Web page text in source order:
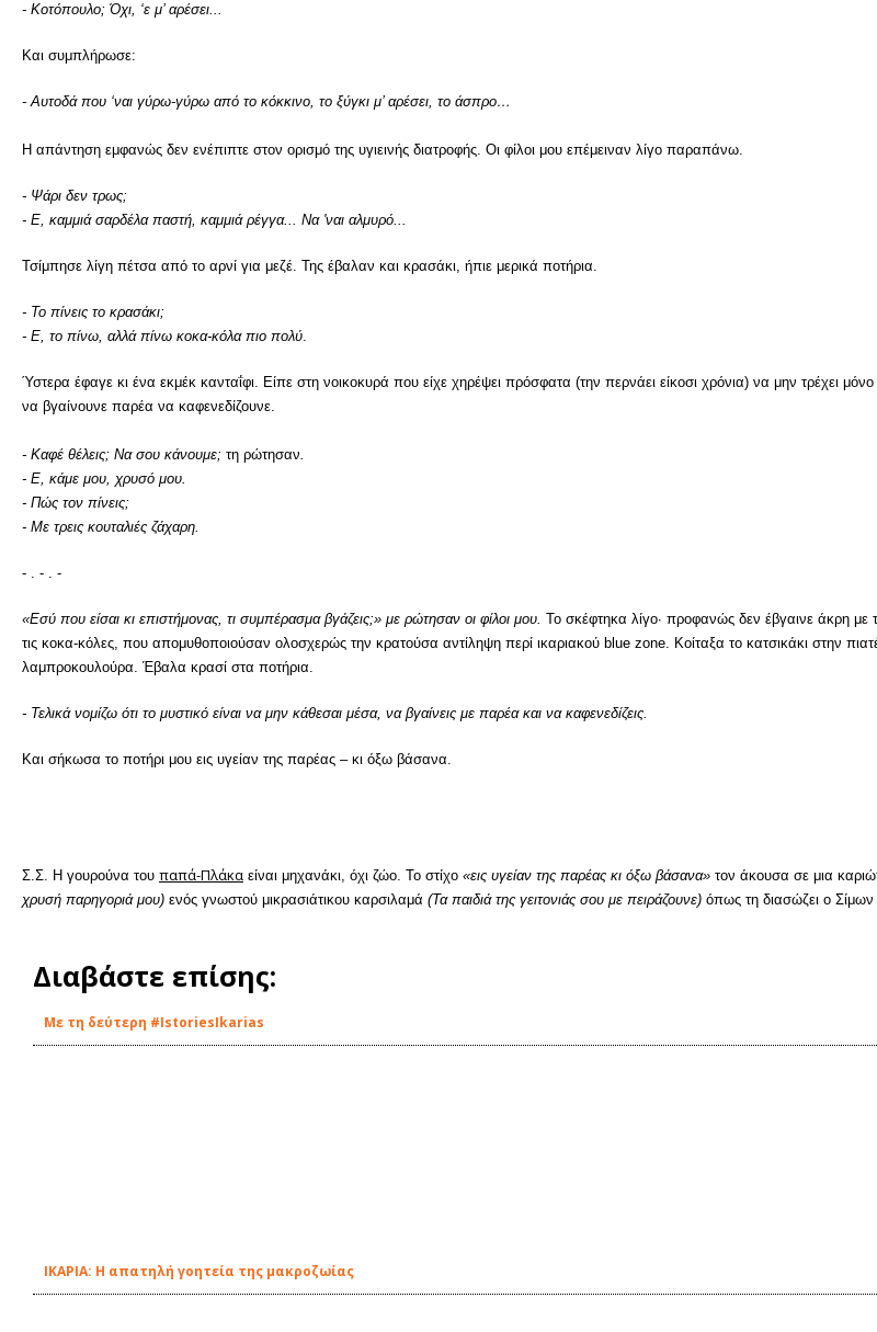
- Κοτόπουλο; Όχι, ‘ε μ’ αρέσει...
Και συμπλήρωσε:
- Αυτοδά που ‘ναι γύρω-γύρω από το κόκκινο, το ξύγκι μ’ αρέσει, το άσπρο…
Η απάντηση εμφανώς δεν ενέπιπτε στον ορισμό της υγιεινής διατροφής. Οι φίλοι μου επέμειναν λίγο παραπάνω.
- Ψάρι δεν τρως;
- Ε, καμμιά σαρδέλα παστή, καμμιά ρέγγα... Να 'ναι αλμυρό...
Τσίμπησε λίγη πέτσα από το αρνί για μεζέ. Της έβαλαν και κρασάκι, ήπιε μερικά ποτήρια.
- Το πίνεις το κρασάκι;
- Ε, το πίνω, αλλά πίνω κοκα-κόλα πιο πολύ.
Ύστερα έφαγε κι ένα εκμέκ κανταΐφι. Είπε στη νοικοκυρά που είχε χηρέψει πρόσφατα (την περνάει είκοσι χρόνια) να μην τρέχει
να βγαίνουνε παρέα να καφενεδίζουνε.
- Καφέ θέλεις; Να σου κάνουμε; τη ρώτησαν.
- Ε, κάμε μου, χρυσό μου.
- Πώς τον πίνεις;
- Με τρεις κουταλιές ζάχαρη.
- . - . -
«Εσύ που είσαι κι επιστήμονας, τι συμπέρασμα βγάζεις;» με ρώτησαν οι φίλοι μου. Το σκέφτηκα λίγο· προφανώς δεν έβγαινε άκρη με
τις κοκα-κόλες, που απομυθοποιούσαν ολοσχερώς την κρατούσα αντίληψη περί ικαριακού blue zone. Κοίταξα το κατσικάκι στην
λαμπροκουλούρα. Έβαλα κρασί στα ποτήρια.
- Τελικά νομίζω ότι το μυστικό είναι να μην κάθεσαι μέσα, να βγαίνεις με παρέα και να καφενεδίζεις.
Και σήκωσα το ποτήρι μου εις υγείαν της παρέας – κι όξω βάσανα.
Σ.Σ. Η γουρούνα του παπά-Πλάκα είναι μηχανάκι, όχι ζώο. Το στίχο «εις υγείαν της παρέας κι όξω βάσανα» τον άκουσα σε μια
χρυσή παρηγοριά μου) ενός γνωστού μικρασιάτικου καρσιλαμά (Τα παιδιά της γειτονιάς σου με πειράζουνε) όπως τη διασώζει ο
Διαβάστε επίσης:
Με τη δεύτερη #IstoriesIkarias
ΙΚΑΡΙΑ: Η απατηλή γοητεία της μακροζωίας